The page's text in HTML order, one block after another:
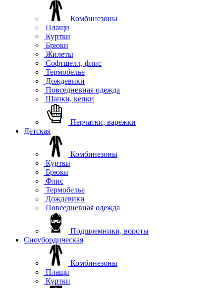
Комбинезоны
Плащи
Куртки
Брюки
Жилеты
Софтшелл, флис
Термобелье
Дождевики
Повседневная одежда
Шапки, кепки
Перчатки, варежки
Детская
Комбинезоны
Куртки
Брюки
Флис
Термобелье
Дождевики
Повседневная одежда
Подшлемники, вороты
Сноубордическая
Комбинезоны
Плащи
Куртки